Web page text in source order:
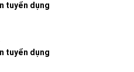
tuyển dụng
tuyển dụng